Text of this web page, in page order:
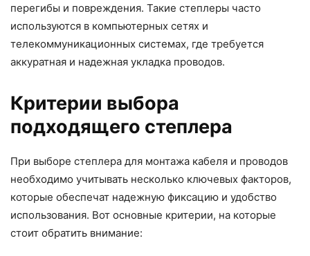
перегибы и повреждения. Такие степлеры часто
используются в компьютерных сетях и
телекоммуникационных системах, где требуется
аккуратная и надежная укладка проводов.
Критерии выбора
подходящего степлера
При выборе степлера для монтажа кабеля и проводов
необходимо учитывать несколько ключевых факторов,
которые обеспечат надежную фиксацию и удобство
использования. Вот основные критерии, на которые
стоит обратить внимание: